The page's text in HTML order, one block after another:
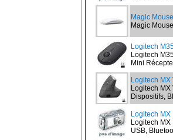
Magic
Magic
Logitech
Logitech
Mini
Logitech MX
Logitech
Dispositifs,
Logitech MX
Logitech
USB,